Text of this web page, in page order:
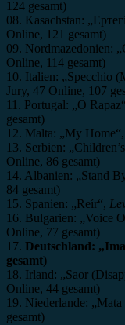
124 gesamt)
08. Kasachstan:
Online, 121 gesamt)
09. Nordmazedonien:
Online, 114 gesamt)
10. Italien: „Specchio
Jury, 47 Online, 107
11. Portugal: „O
gesamt)
12. Malta: „My Home“,
13. Serbien:
Online, 86 gesamt)
14. Albanien: „Stand
84 gesamt)
15. Spanien: „Reír“,
16. Bulgarien: „Voice
Online, 77 gesamt)
17. Deutschland:
gesamt)
18. Irland: „Saor
Online, 44 gesamt)
19. Niederlande:
gesamt)